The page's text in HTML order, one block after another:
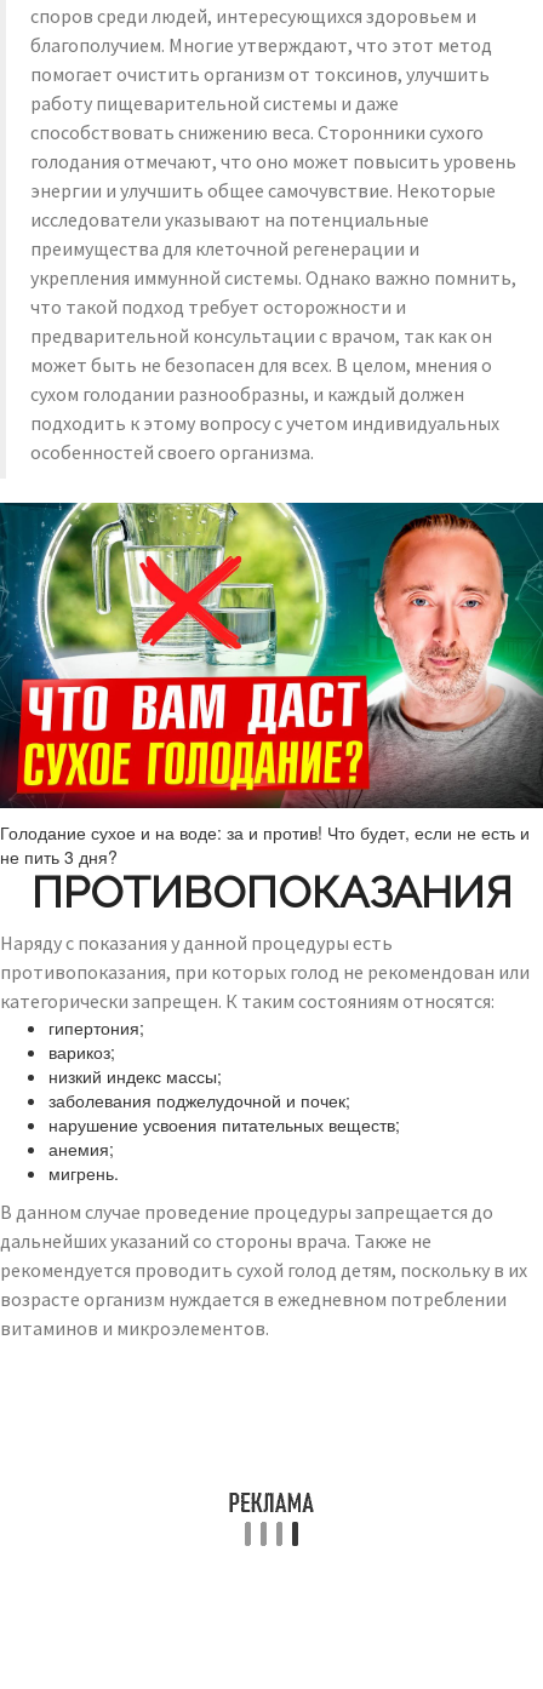
споров среди людей, интересующихся здоровьем и
благополучием. Многие утверждают, что этот метод
помогает очистить организм от токсинов, улучшить
работу пищеварительной системы и даже
способствовать снижению веса. Сторонники сухого
голодания отмечают, что оно может повысить уровень
энергии и улучшить общее самочувствие. Некоторые
исследователи указывают на потенциальные
преимущества для клеточной регенерации и
укрепления иммунной системы. Однако важно помнить,
что такой подход требует осторожности и
предварительной консультации с врачом, так как он
может быть не безопасен для всех. В целом, мнения о
сухом голодании разнообразны, и каждый должен
подходить к этому вопросу с учетом индивидуальных
особенностей своего организма.
Голодание сухое и на воде: за и против! Что будет, если не есть и
не пить 3 дня?
ПРОТИВОПОКАЗАНИЯ
Наряду с показания у данной процедуры есть
противопоказания, при которых голод не рекомендован или
категорически запрещен. К таким состояниям относятся:
гипертония;
варикоз;
низкий индекс массы;
заболевания поджелудочной и почек;
нарушение усвоения питательных веществ;
анемия;
мигрень.
В данном случае проведение процедуры запрещается до
дальнейших указаний со стороны врача. Также не
рекомендуется проводить сухой голод детям, поскольку в их
возрасте организм нуждается в ежедневном потреблении
витаминов и микроэлементов.